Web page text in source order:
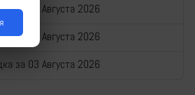
за 05 Августа 2026
за 04 Августа 2026
за 03 Августа 2026